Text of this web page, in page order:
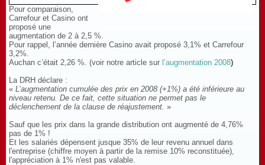
Pour comparaison,
Carrefour et Casino ont
proposé une
augmentation de 2 à 2,5 %.
Pour rappel, l’année dernière Casino avait proposé 3,1% et Carrefour
3,2%.
Auchan c’était 2,26 %. (voir notre article sur l’augmentation 2008)
La DRH déclare :
« L’augmentation cumulée des prix en 2008 (+1%) a été inférieure au
niveau retenu. De ce fait, cette situation ne permet pas le
déclenchement de la clause de réajustement. »
Sauf que les prix dans la grande distribution ont augmenté de 4,76%
pas de 1% !
Et les salariés dépensent jusque 35% de leur revenu annuel dans
l'entreprise (chiffre moyen à partir de la remise 10% reconstituée),
l'appréciation à 1% n'est pas valable.